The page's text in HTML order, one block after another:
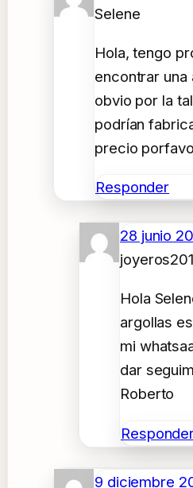
Selene
Hola, tengo
encontrar una
obvio por la
podrían
precio
Responder
28 junio
Hola
argollas
mi
dar
Roberto
9 diciembre